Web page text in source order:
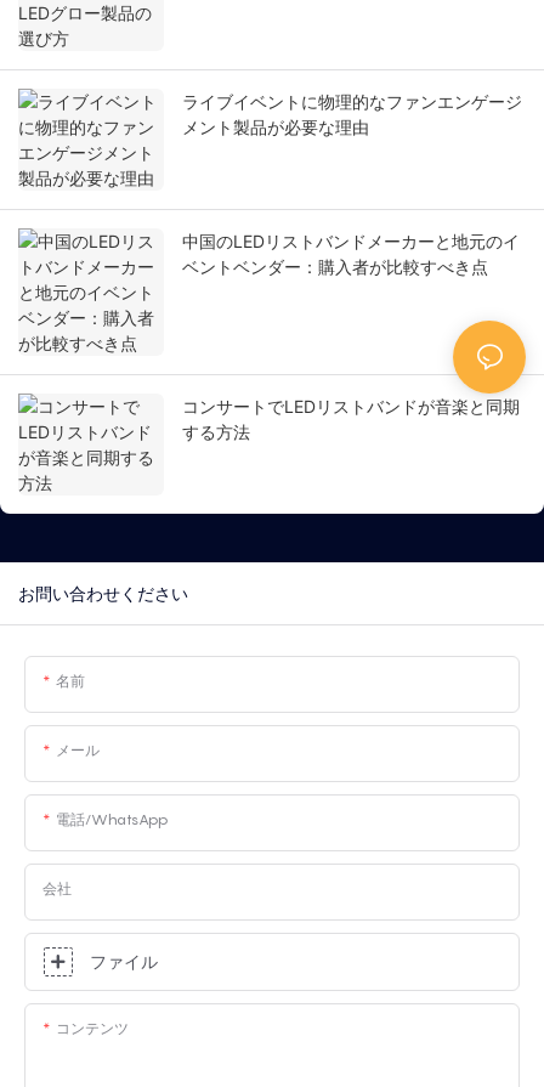
ライブイベントに物理的なファンエンゲージ
メント製品が必要な理由
中国のLEDリストバンドメーカーと地元のイ
ベントベンダー：購入者が比較すべき点
コンサートでLEDリストバンドが音楽と同期
する方法
お問い合わせください
名前
メール
電話/WhatsApp
会社
ファイル
コンテンツ